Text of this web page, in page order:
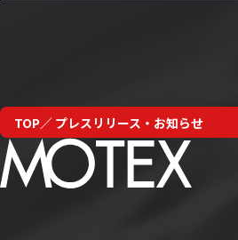
TOP プレスリリース・お知らせ